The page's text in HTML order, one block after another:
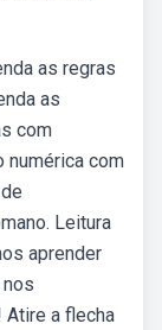
as regras
as
com
numérica com
Leitura
aprender
a flecha